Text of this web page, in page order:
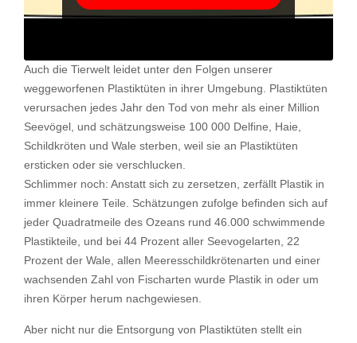
Auch die Tierwelt leidet unter den Folgen unserer
weggeworfenen Plastiktüten in ihrer Umgebung. Plastiktüten
verursachen jedes Jahr den Tod von mehr als einer Million
Seevögel, und schätzungsweise 100 000 Delfine, Haie,
Schildkröten und Wale sterben, weil sie an Plastiktüten
ersticken oder sie verschlucken.
Schlimmer noch: Anstatt sich zu zersetzen, zerfällt Plastik in
immer kleinere Teile. Schätzungen zufolge befinden sich auf
jeder Quadratmeile des Ozeans rund 46.000 schwimmende
Plastikteile, und bei 44 Prozent aller Seevogelarten, 22
Prozent der Wale, allen Meeresschildkrötenarten und einer
wachsenden Zahl von Fischarten wurde Plastik in oder um
ihren Körper herum nachgewiesen.
Aber nicht nur die Entsorgung von Plastiktüten stellt ein